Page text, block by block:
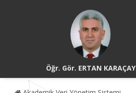
Öğr. Gör. ERTAN KARAÇAY